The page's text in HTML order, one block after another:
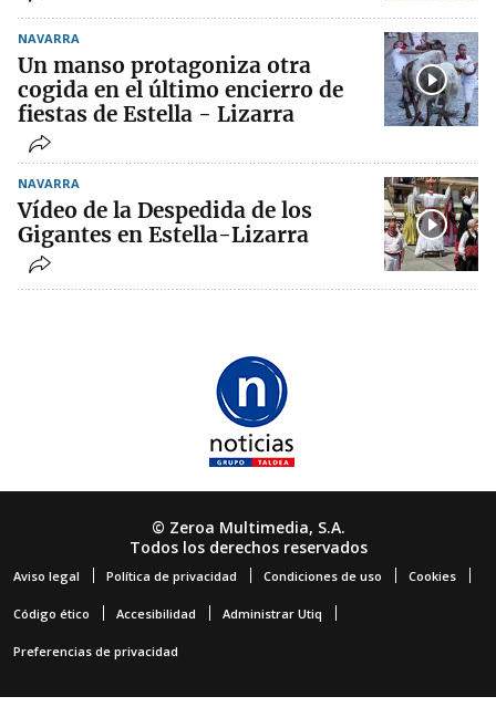
NAVARRA
Un manso protagoniza otra
cogida en el último encierro de
fiestas de Estella - Lizarra
NAVARRA
Vídeo de la Despedida de los
Gigantes en Estella-Lizarra
© Zeroa Multimedia, S.A.
Todos los derechos reservados
Aviso legal Política de privacidad Condiciones de uso Cookies
Código ético Accesibilidad Administrar Utiq
Preferencias de privacidad